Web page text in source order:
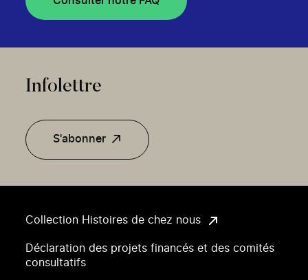
Collection Histoires de chez nous
Déclaration des projets financés et des comités
consultatifs
Infolettre
S'abonner